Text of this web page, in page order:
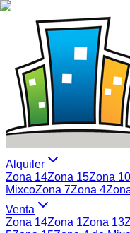
Alquiler
Zona 14Zona 15Zona 10
MixcoZona 7Zona 4
Venta
Zona 14Zona 1Zona 13